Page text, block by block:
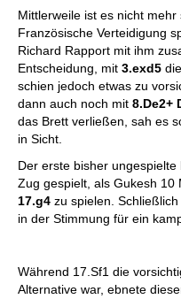
Mittlerweile ist es nicht
Französische Verteidigung
Richard Rapport mit ihm
Entscheidung, mit 3.exd5
schien jedoch etwas zu
dann auch noch mit 8.De2+
das Brett verließen, sah es
in Sicht.
Der erste bisher ungespielte
Zug gespielt, als Gukesh
17.g4 zu spielen.
in der Stimmung für ein
Während 17.Sf1 die
Alternative war, ebnete